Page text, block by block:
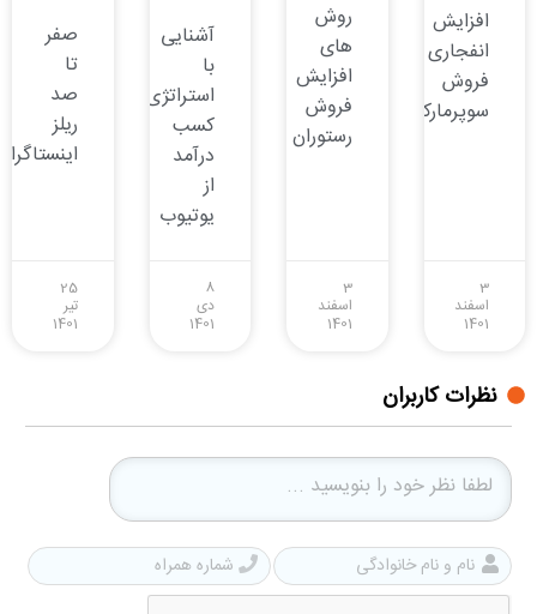
افزایش
انفجاری
فروش
سوپرمارکت
3
اسفند
1401
روش
های
افزایش
فروش
رستوران
3
اسفند
1401
آشنایی
با
استراتژی‌های
کسب
درآمد
از
یوتیوب
8
دی
1401
صفر
تا
صد
ریلز
اینستاگرام
25
تیر
1401
نظرات کاربران
نام
و